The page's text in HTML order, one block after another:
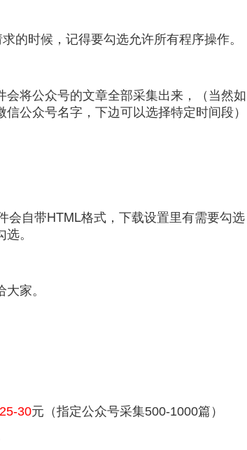
的时候，记得要勾选允许所有程序操作。
将公众号的文章全部采集出来，（当然如
公众号名字，下边可以选择特定时间段）
会自带HTML格式，下载设置里有需要勾选
。
家。
25-30元（指定公众号采集500-1000篇）